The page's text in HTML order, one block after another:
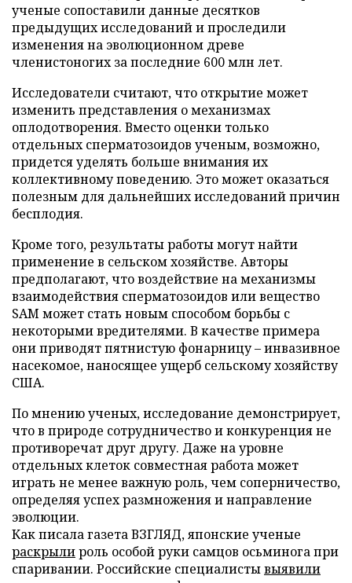
ученые сопоставили данные десятков
предыдущих исследований и проследили
изменения на эволюционном древе
членистоногих за последние 600 млн лет.
Исследователи считают, что открытие может
изменить представления о механизмах
оплодотворения. Вместо оценки только
отдельных сперматозоидов ученым, возможно,
придется уделять больше внимания их
коллективному поведению. Это может оказаться
полезным для дальнейших исследований причин
бесплодия.
Кроме того, результаты работы могут найти
применение в сельском хозяйстве. Авторы
предполагают, что воздействие на механизмы
взаимодействия сперматозоидов или вещество
SAM может стать новым способом борьбы с
некоторыми вредителями. В качестве примера
они приводят пятнистую фонарницу – инвазивное
насекомое, наносящее ущерб сельскому хозяйству
США.
По мнению ученых, исследование демонстрирует,
что в природе сотрудничество и конкуренция не
противоречат друг другу. Даже на уровне
отдельных клеток совместная работа может
играть не менее важную роль, чем соперничество,
определяя успех размножения и направление
эволюции.
Как писала газета ВЗГЛЯД, японские ученые
раскрылироль особой руки самцов осьминога при
спаривании. Российские специалистывыявили